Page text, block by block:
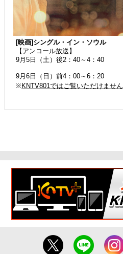
[映画]シングル・イン・ソウル
【アンコール放送】
9月5日（土）後2：40～4：40
9月6日（日）前4：00～6：20
※ KNTV801ではご覧いただけません